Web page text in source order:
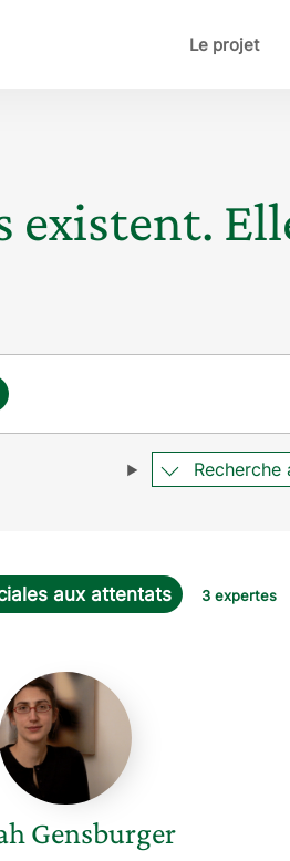
Le projet
existent.
Recherche
aux attentats 3 expertes
Sarah
Gensburger
Gensburger